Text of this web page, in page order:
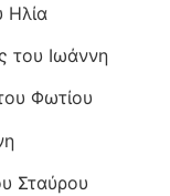
Ηλία
του Ιωάννη
Φωτίου
Σταύρου